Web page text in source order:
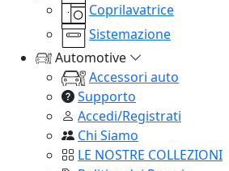
Coprilavatrice
Sistemazione
Automotive
Accessori auto
Supporto
Accedi/Registrati
Chi Siamo
LE NOSTRE COLLEZIONI